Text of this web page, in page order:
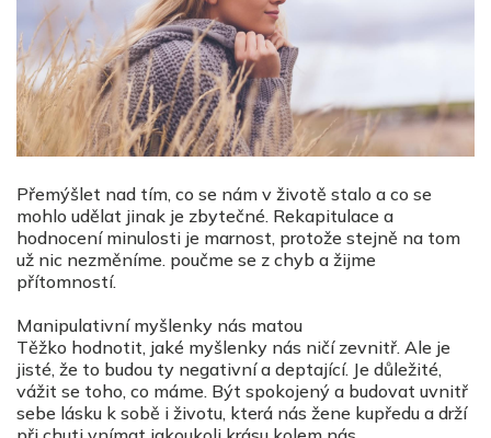
Přemýšlet nad tím, co se nám v životě stalo a co se
mohlo udělat jinak je zbytečné. Rekapitulace a
hodnocení minulosti je marnost, protože stejně na tom
už nic nezměníme. poučme se z chyb a žijme
přítomností.
Manipulativnímyšlenky nás matou
Těžko hodnotit, jaké myšlenky nás ničí zevnitř. Ale je
jisté, že to budou ty negativní a deptající. Je důležité,
vážit se toho, co máme. Být spokojený a budovat uvnitř
sebe lásku k sobě i životu, která nás žene kupředu a drží